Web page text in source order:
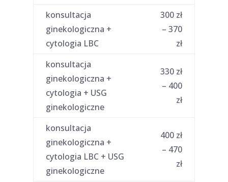
konsultacja
ginekologiczna +
cytologia LBC
300 zł
– 370
zł
konsultacja
ginekologiczna +
cytologia + USG
ginekologiczne
330 zł
– 400
zł
konsultacja
ginekologiczna +
cytologia LBC + USG
ginekologiczne
400 zł
– 470
zł